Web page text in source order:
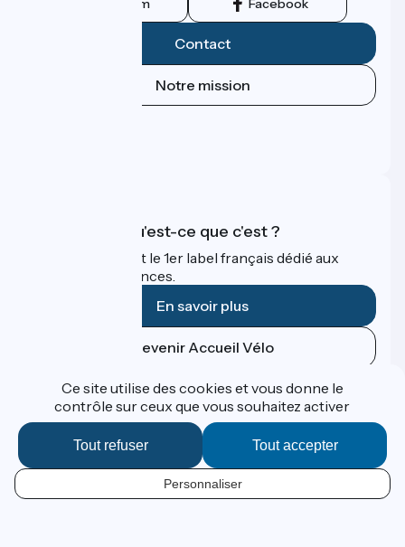
FR
Instagram Facebook
Contact
Notre mission
Accueil Vélo qu'est-ce que c'est ?
Accueil Vélo c'est le 1er label français dédié aux
cyclistes en vacances.
En savoir plus
Devenir Accueil Vélo
Financé dans le cadre de Destination France
Contact
Données personnelles
Ce site utilise des cookies et vous donne le
contrôle sur ceux que vous souhaitez activer
Tout accepter
Tout refuser
Personnaliser